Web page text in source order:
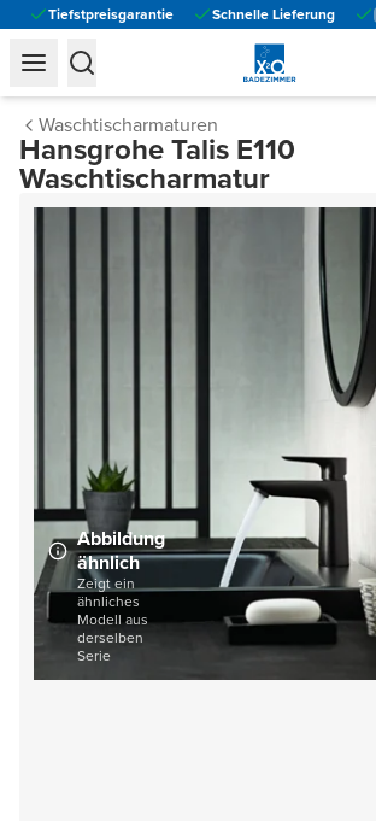
Tiefstpreisgarantie Schnelle Lieferung
general.navigation.toggle_menu.label
Waschtischarmaturen
Hansgrohe Talis E110
Waschtischarmatur
Abbildung
ähnlich
Zeigt ein
ähnliches
Modell aus
derselben
Serie